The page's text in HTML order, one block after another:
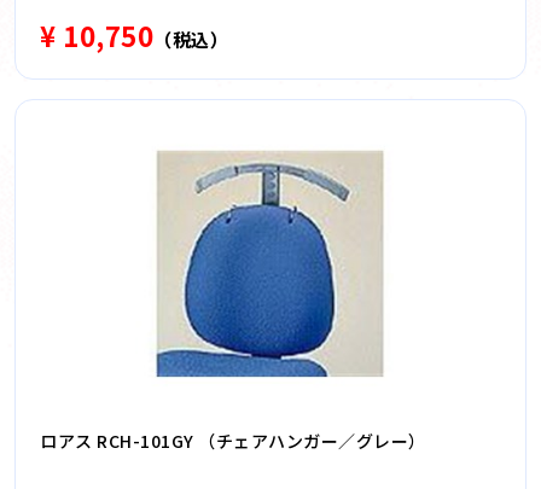
¥ 10,750 （税込）
ロアス RCH-101GY （チェアハンガー／グレー）